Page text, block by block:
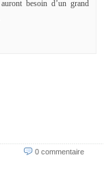
besoin d’un grand
0 commentaire